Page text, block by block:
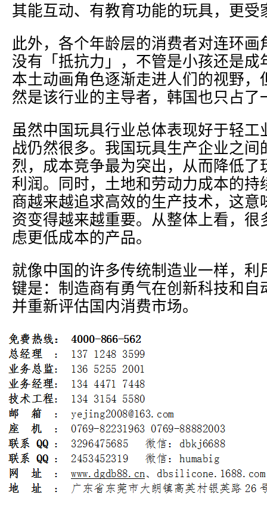
其能互动、有教育功能的玩具，更受
此外，各个年龄层的消费者对连环画
没有「抵抗力」，不管是小孩还是成
本土动画角色逐渐走进人们的视野，
然是该行业的主导者，韩国也只占了
虽然中国玩具行业总体表现好于轻工
战仍然很多。我国玩具生产企业之间
烈，成本竞争最为突出，从而降低了
利润。同时，土地和劳动力成本的持
商越来越追求高效的生产技术，这意
资变得越来越重要。从整体上看，很
虑更低成本的产品。
就像中国的许多传统制造业一样，利
键是：制造商有勇气在创新科技和自
并重新评估国内消费市场。